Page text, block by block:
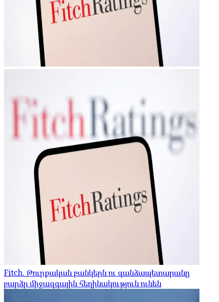
Fitch. Թուրքական բանկերն ու գանձապետարանը
բարձր միջազգային հեղինակություն ունեն